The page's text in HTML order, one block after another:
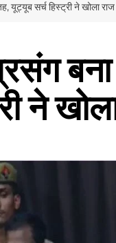
यूट्यूब सर्च हिस्ट्री ने खोला राज
ने